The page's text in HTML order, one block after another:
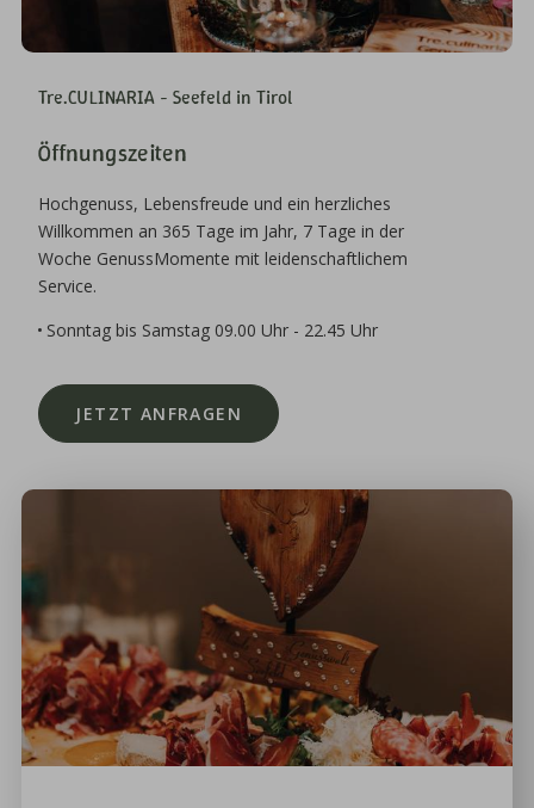
Tre.CULINARIA - Seefeld in Tirol
Öffnungszeiten
Hochgenuss, Lebensfreude und ein herzliches
Willkommen an 365 Tage im Jahr, 7 Tage in der
Woche GenussMomente mit leidenschaftlichem
Service.
Sonntag bis Samstag 09.00 Uhr - 22.45 Uhr
JETZT ANFRAGEN